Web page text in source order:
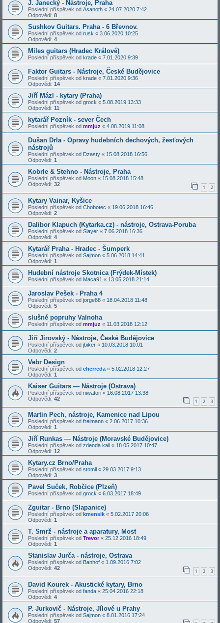
J. Janecký - Nástroje, Praha
Poslední příspěvek od Asanoth « 24.07.2020 7:42
Odpovědi: 8
Sushkov Guitars. Praha - 6 Břevnov.
Poslední příspěvek od rusk « 3.06.2020 10:25
Odpovědi: 4
Miles guitars (Hradec Králové)
Poslední příspěvek od krade « 7.01.2020 9:39
Faktor Guitars - Nástroje, České Budějovice
Poslední příspěvek od krade « 7.01.2020 9:36
Odpovědi: 14
Jiří Mázl - kytary (Praha)
Poslední příspěvek od grock « 5.08.2019 13:33
Odpovědi: 11
kytarář Pozník - sever Čech
Poslední příspěvek od mmjuz « 4.08.2019 11:08
Dušan Drla - Opravy hudebních dechových, žesťových
nástrojů
Poslední příspěvek od Dzasty « 15.08.2018 16:56
Odpovědi: 1
Kobrle & Stehno - Nástroje, Praha
Poslední příspěvek od Moon « 15.08.2018 15:48
Odpovědi: 32 1 2
Kytary Vainar, Kyšice
Poslední příspěvek od Chobotec « 19.06.2018 16:46
Odpovědi: 2
Dalibor Klapuch (Kytarka.cz) - nástroje, Ostrava-Poruba
Poslední příspěvek od Slayer « 7.06.2018 16:36
Odpovědi: 4
Kytarář Praha - Hradec - Šumperk
Poslední příspěvek od Sajmon « 5.06.2018 14:41
Odpovědi: 1
Hudební nástroje Skotnica (Frýdek-Místek)
Poslední příspěvek od Maca91 « 13.05.2018 21:14
Jaroslav Pešek - Praha 4
Poslední příspěvek od jorge88 « 18.04.2018 11:48
Odpovědi: 5
slušné popruhy Valnoha
Poslední příspěvek od mmjuz « 11.03.2018 12:12
Jiří Jirovský - Nástroje, České Budějovice
Poslední příspěvek od jbiker « 10.03.2018 10:01
Odpovědi: 2
Vebr Design
Poslední příspěvek od cherreda « 5.02.2018 12:27
Odpovědi: 1
Kaiser Guitars — Nástroje (Ostrava)
Poslední příspěvek od niwatori « 16.08.2017 13:38
Odpovědi: 42 1 2 3
Martin Pech, nástroje, Kamenice nad Lipou
Poslední příspěvek od freimann « 2.06.2017 10:36
Odpovědi: 1
Jiří Runkas — Nástroje (Moravské Budějovice)
Poslední příspěvek od zdenda.kail « 18.05.2017 10:47
Odpovědi: 12
Kytary.cz Brno/Praha
Poslední příspěvek od stomil « 29.03.2017 9:13
Odpovědi: 3
Pavel Suček, Robčice (Plzeň)
Poslední příspěvek od grock « 6.03.2017 18:49
Zguitar - Brno (Slapanice)
Poslední příspěvek od kmensik « 5.02.2017 20:06
Odpovědi: 1
T. Smrž - nástroje a aparatury, Most
Poslední příspěvek od Trevor« 25.12.2016 18:49
Odpovědi: 1
Stanislav Jurča - nástroje, Ostrava
Poslední příspěvek od Banhof « 1.09.2016 7:02
Odpovědi: 42 1 2 3
David Kourek - Akustické kytary, Brno
Poslední příspěvek od fanda « 25.04.2016 22:18
Odpovědi: 4
P. Jurkovič - Nástroje, Jílové u Prahy
Poslední příspěvek od Sajmon « 8.01.2016 17:24
Odpovědi: 57